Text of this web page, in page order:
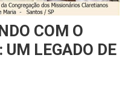
COM O
UM LEGADO DE